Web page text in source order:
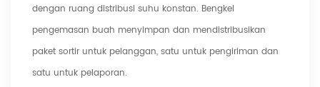
dengan ruang distribusi suhu konstan. Bengkel
pengemasan buah menyimpan dan mendistribusikan
paket sortir untuk pelanggan, satu untuk pengiriman dan
satu untuk pelaporan.